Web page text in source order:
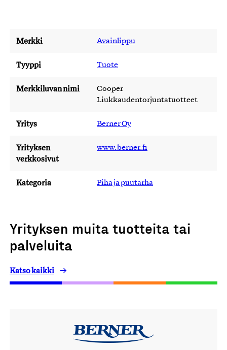
Merkki Avainlippu
Tyyppi Tuote
Merkkiluvan nimi
Cooper
Liukkaudentorjuntatuotteet
Yritys Berner Oy
Yrityksen
verkkosivut
www.berner.fi
Kategoria Piha ja puutarha
Yrityksen muita tuotteita tai
palveluita
Katso kaikki